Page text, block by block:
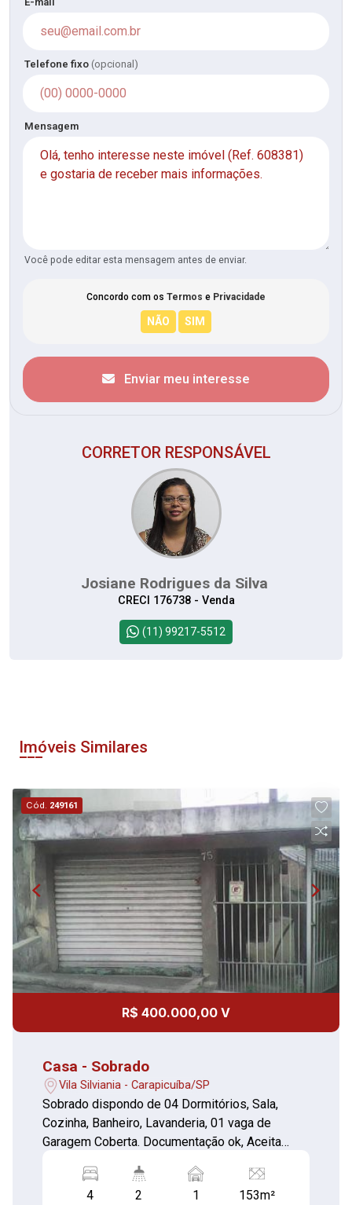
Telefone fixo (opcional)
Mensagem
Você pode editar esta mensagem antes de enviar.
Concordo com os Termos e Privacidade
Enviar meu interesse
CORRETOR RESPONSÁVEL
Josiane Rodrigues da Silva
CRECI 176738 - Venda
(11) 99217-5512
Imóveis Similares
Cód. 249161
R$ 400.000,00 V
Casa - Sobrado
Vila Silviania - Carapicuíba/SP
Sobrado dispondo de 04 Dormitórios, Sala,
Cozinha, Banheiro, Lavanderia, 01 vaga de
Garagem Coberta. Documentação ok, Aceita
4
2
1
153m²